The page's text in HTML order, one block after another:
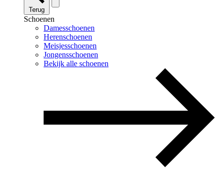
Terug
Schoenen
Damesschoenen
Herenschoenen
Meisjesschoenen
Jongensschoenen
Bekijk alle schoenen